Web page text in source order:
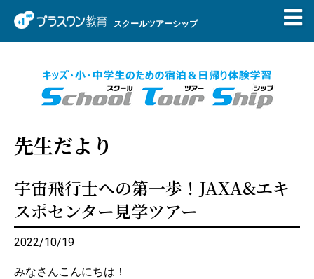
スクールツアーシップ
先生だより
宇宙飛行士への第一歩！JAXA&エキ
スポセンター見学ツアー
2022/10/19
みなさんこんにちは！